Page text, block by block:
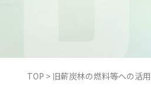
TOP > 旧薪炭林の燃料等への活用